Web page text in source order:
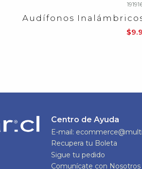
Audífonos
Centro de Ayuda
E-mail:
Recupera tu Boleta
Sigue tu pedido
Comunícate con Nosotros